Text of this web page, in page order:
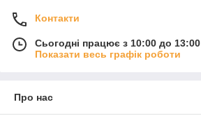
Контакти
Сьогодні працює з 10:00 до 13:00
Показати весь графік роботи
Про нас